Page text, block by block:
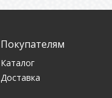
Покупателям
Каталог
Доставка